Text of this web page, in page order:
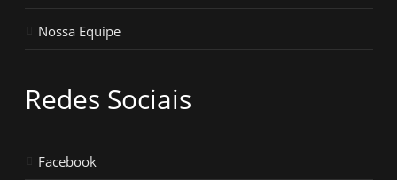
Nossa Equipe
Redes Sociais
Facebook